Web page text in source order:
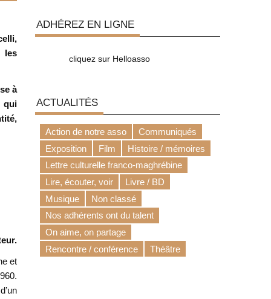
les
à
qui
et
ADHÉREZ EN LIGNE
cliquez sur Helloasso
ACTUALITÉS
Action de notre asso
Communiqués
Exposition
Film
Histoire / mémoires
Lettre culturelle franco-maghrébine
Lire, écouter, voir
Livre / BD
Musique
Non classé
Nos adhérents ont du talent
On aime, on partage
Rencontre / conférence
Théâtre